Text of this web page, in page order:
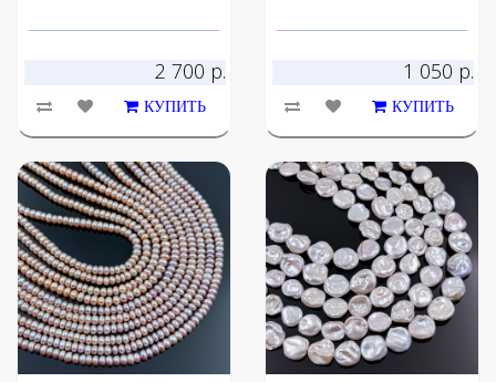
2 700 р.
КУПИТЬ
1 050 р.
КУПИТЬ